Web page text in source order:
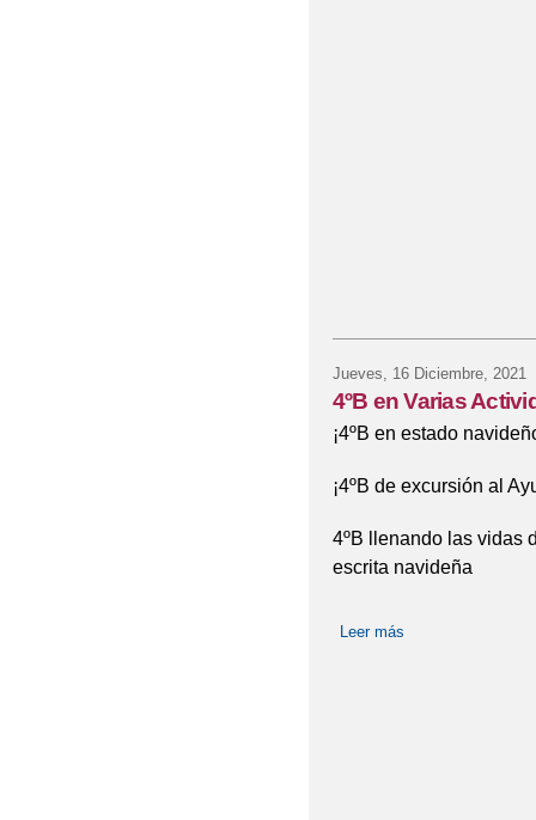
Jueves, 16 Diciembre, 2021
4ºB en Varias
¡4ºB en estado
¡4ºB de excursión al
4ºB llenando las vidas
escrita navideña
Leer más